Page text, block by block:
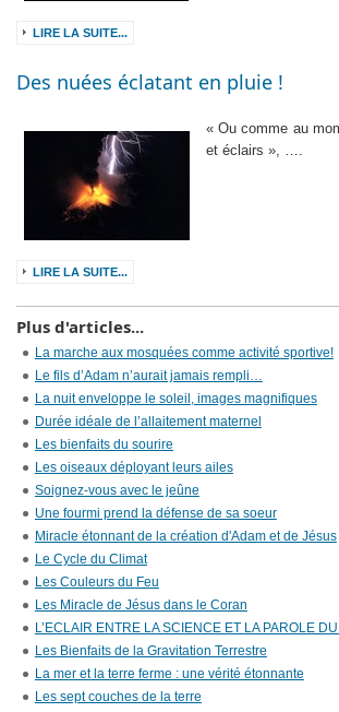
LIRE LA SUITE...
Des nuées éclatant en pluie !
« Ou comme au
et éclairs », ….
LIRE LA SUITE...
Plus d'articles...
La marche aux mosquées comme activité sportive!
Le fils d’Adam n’aurait jamais rempli…
La nuit enveloppe le soleil, images magnifiques
Durée idéale de l’allaitement maternel
Les bienfaits du sourire
Les oiseaux déployant leurs ailes
Soignez-vous avec le jeûne
Une fourmi prend la défense de sa soeur
Miracle étonnant de la création d'Adam et de Jésus
Le Cycle du Climat
Les Couleurs du Feu
Les Miracle de Jésus dans le Coran
L’ECLAIR ENTRE LA SCIENCE ET LA PAROLE
Les Bienfaits de la Gravitation Terrestre
La mer et la terre ferme : une vérité étonnante
Les sept couches de la terre